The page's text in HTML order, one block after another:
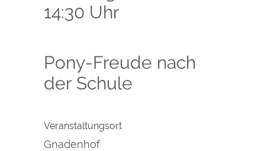
14:30 Uhr
Pony-Freude nach
der Schule
Veranstaltungsort
Gnadenhof